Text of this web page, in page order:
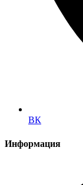
ВК
Информация